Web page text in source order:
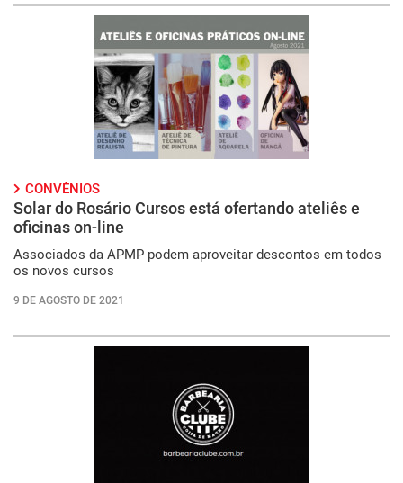
CONVÊNIOS
Solar do Rosário Cursos está ofertando ateliês e
oficinas on-line
Associados da APMP podem aproveitar descontos em todos
os novos cursos
9 DE AGOSTO DE 2021